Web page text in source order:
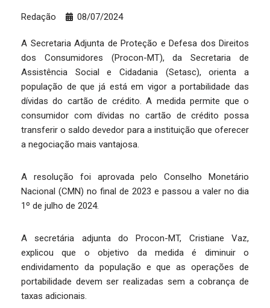
Redação 08/07/2024
A Secretaria Adjunta de Proteção e Defesa dos Direitos
dos Consumidores (Procon-MT), da Secretaria de
Assistência Social e Cidadania (Setasc), orienta a
população de que já está em vigor a portabilidade das
dívidas do cartão de crédito. A medida permite que o
consumidor com dívidas no cartão de crédito possa
transferir o saldo devedor para a instituição que oferecer
a negociação mais vantajosa.
A resolução foi aprovada pelo Conselho Monetário
Nacional (CMN) no final de 2023 e passou a valer no dia
1º de julho de 2024.
A secretária adjunta do Procon-MT, Cristiane Vaz,
explicou que o objetivo da medida é diminuir o
endividamento da população e que as operações de
portabilidade devem ser realizadas sem a cobrança de
taxas adicionais.